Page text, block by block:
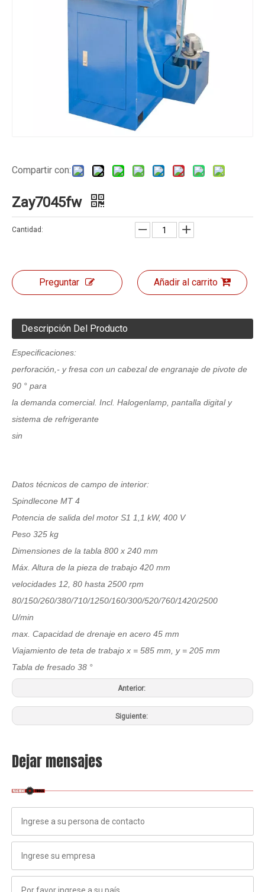
Compartir con:
Zay7045fw
Cantidad:
Preguntar Añadir al carrito
Descripción Del Producto
Especificaciones:
perforación,- y fresa con un cabezal de engranaje de pivote de
90 ° para
la demanda comercial. Incl. Halogenlamp, pantalla digital y
sistema de refrigerante
sin
Datos técnicos de campo de interior:
Spindlecone MT 4
Potencia de salida del motor S1 1,1 kW, 400 V
Peso 325 kg
Dimensiones de la tabla 800 x 240 mm
Máx. Altura de la pieza de trabajo 420 mm
velocidades 12, 80 hasta 2500 rpm
80/150/260/380/710/1250/160/300/520/760/1420/2500
U/min
max. Capacidad de drenaje en acero 45 mm
Viajamiento de teta de trabajo x = 585 mm, y = 205 mm
Tabla de fresado 38 °
Anterior:
Siguiente:
Dejar mensajes